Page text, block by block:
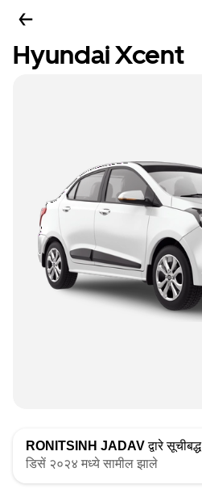
Hyundai Xcent
RONITSINH JADAVद्वारे सूचीबद्ध
डिसें २०२४ मध्ये सामील झाले